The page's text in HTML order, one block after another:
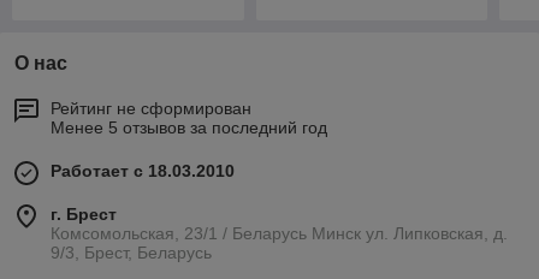
О нас
Рейтинг не сформирован
Менее 5 отзывов за последний год
Работает с 18.03.2010
г. Брест
Комсомольская, 23/1 / Беларусь Минск ул. Липковская, д.
9/3, Брест, Беларусь